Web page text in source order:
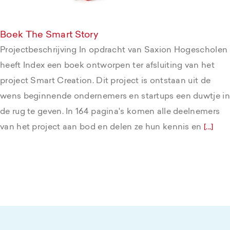
Boek The Smart Story
Projectbeschrijving In opdracht van Saxion Hogescholen
heeft Index een boek ontworpen ter afsluiting van het
project Smart Creation. Dit project is ontstaan uit de
wens beginnende ondernemers en startups een duwtje in
de rug te geven. In 164 pagina's komen alle deelnemers
van het project aan bod en delen ze hun kennis en [...]